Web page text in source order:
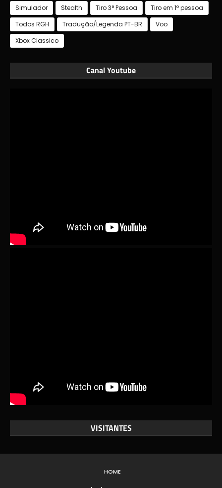
Simulador
Stealth Tiro 3° Pessoa
Tiro em 1º pessoa
Todos RGH
Tradução/Legenda PT-BR
Voo
Xbox Classico
Canal Youtube
VISITANTES
HOME